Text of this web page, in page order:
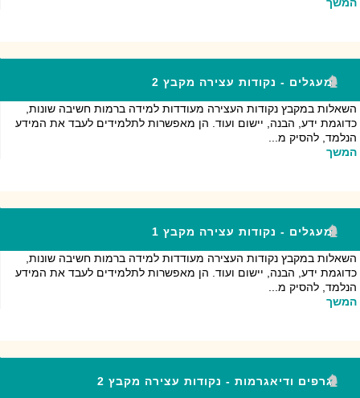
מעגלים - נקודות עצירה מקבץ 2
השאלות במקבץ נקודות העצירה מעודדות למידה ברמות חשיבה שונות,
כדוגמת ידע, הבנה, יישום ועוד. הן מאפשרות לתלמידים לעבד את המידע
הנלמד, להסיק מ...
המשך
מעגלים - נקודות עצירה מקבץ 1
השאלות במקבץ נקודות העצירה מעודדות למידה ברמות חשיבה שונות,
כדוגמת ידע, הבנה, יישום ועוד. הן מאפשרות לתלמידים לעבד את המידע
הנלמד, להסיק מ...
המשך
גרפים ודיאגרמות - נקודות עצירה מקבץ 2